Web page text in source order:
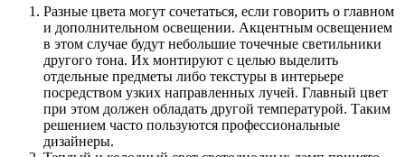
Разные цвета могут сочетаться, если говорить о главном
и дополнительном освещении. Акцентным освещением
в этом случае будут небольшие точечные светильники
другого тона. Их монтируют с целью выделить
отдельные предметы либо текстуры в интерьере
посредством узких направленных лучей. Главный цвет
при этом должен обладать другой температурой. Таким
решением часто пользуются профессиональные
дизайнеры.